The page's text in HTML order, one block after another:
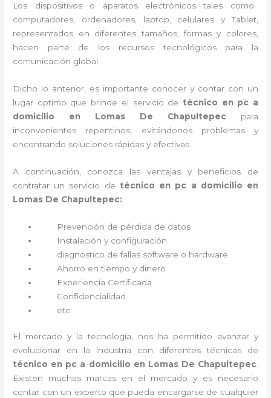
Los dispositivos o aparatos electrónicos tales como:
computadores, ordenadores, laptop, celulares y Tablet,
representados en diferentes tamaños, formas y colores,
hacen parte de los recursos tecnológicos para la
comunicación global.
Dicho lo anterior, es importante conocer y contar con un
lugar optimo que brinde el servicio de técnico en pc a
domicilio en Lomas De Chapultepec para
inconvenientes repentinos, evitándonos problemas y
encontrando soluciones rápidas y efectivas.
A continuación, conozca las ventajas y beneficios de
contratar un servicio de técnico en pc a domicilio en
Lomas De Chapultepec:
Prevención de pérdida de datos
Instalación y configuración
diagnóstico de fallas software o hardware
Ahorro en tiempo y dinero
Experiencia Certificada
Confidencialidad
etc
El mercado y la tecnología, nos ha permitido avanzar y
evolucionar en la industria con diferentes técnicas de
técnico en pc a domicilio en Lomas De Chapultepec.
Existen muchas marcas en el mercado y es necesario
contar con un experto que pueda encargarse de cualquier